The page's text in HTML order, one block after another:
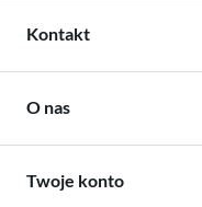
Kontakt
O nas
Twoje konto